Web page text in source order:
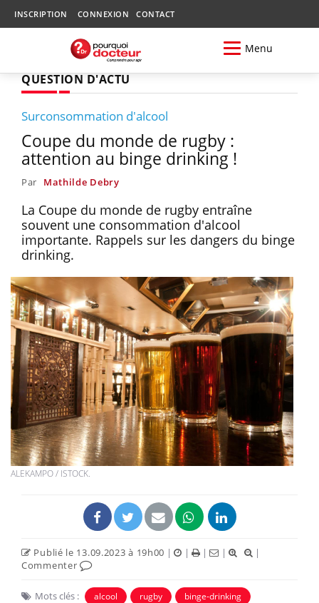
INSCRIPTION CONNEXION CONTACT
Menu
QUESTION D'ACTU
Surconsommation d'alcool
Coupe du monde de rugby :
attention au binge drinking !
Par Mathilde Debry
La Coupe du monde de rugby entraîne
souvent une consommation d'alcool
importante. Rappels sur les dangers du binge
drinking.
ALEKAMPO / ISTOCK.
Publié le 13.09.2023 à 19h00 | | | |
|
Commenter
Mots clés : alcool rugby binge-drinking